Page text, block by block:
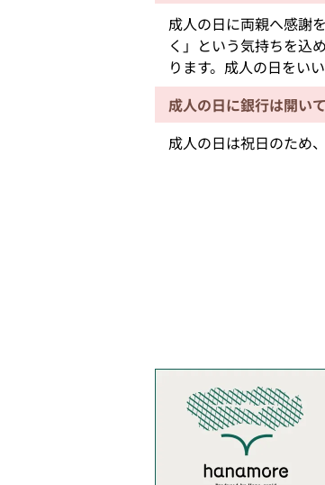
成人の日に両親へ感謝
く」という気持ちを込
ります。成人の日をい
成人の日に銀行は開い
成人の日は祝日のため